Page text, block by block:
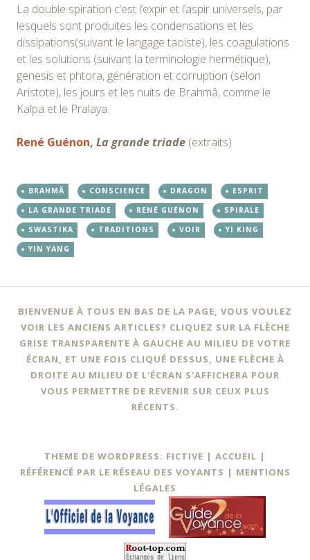
La double spiration c’est l’expir et l’aspir universels, par
lesquels sont produites les condensations et les
dissipations(suivant le langage taoïste), les coagulations
et les solutions (suivant la terminologie hermétique),
genesis et phtora, génération et corruption (selon
Aristote), les jours et les nuits de Brahmâ, comme le
Kalpa et le Pralaya.
René Guénon, La grande triade (extraits)
BRAHMÂ CONSCIENCE DRAGON
ESPRIT
LA GRANDE TRIADE
RENÉ GUÉNON
SPIRALE
SWASTIKA
TRADITIONS VOIR
YI KING
YIN YANG
BIENVENUE À TOUS EN BAS DE LA PAGE, VOUS VOULEZ
VOIR LES ANCIENS ARTICLES? CLIQUEZ SUR LA FLÈCHE
GRISE TRANSPARENTE À GAUCHE AU MILIEU DE VOTRE
ÉCRAN, ET UNE FOIS CLIQUÉ DESSUS, UNE FLÈCHE À
DROITE AU MILIEU DE L'ÉCRAN S'AFFICHERA POUR
VOUS PERMETTRE DE REVENIR SUR CEUX PLUS
RÉCENTS.
THEME DE WORDPRESS: FICTIVE | ACCUEIL |
RÉFÉRENCÉ PAR LE RÉSEAU DES VOYANTS | MENTIONS
LÉGALES